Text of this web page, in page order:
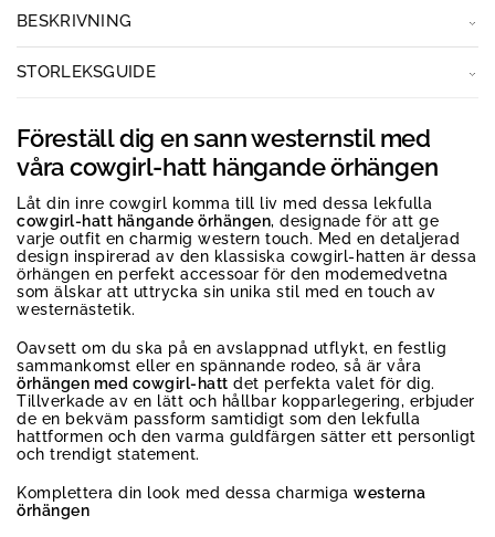
BESKRIVNING
STORLEKSGUIDE
Föreställ dig en sann westernstil med
våra cowgirl-hatt hängande örhängen
Låt din inre cowgirl komma till liv med dessa lekfulla
cowgirl-hatt hängande örhängen, designade för att ge
varje outfit en charmig western touch. Med en detaljerad
design inspirerad av den klassiska cowgirl-hatten är dessa
örhängen en perfekt accessoar för den modemedvetna
som älskar att uttrycka sin unika stil med en touch av
westernästetik.
Oavsett om du ska på en avslappnad utflykt, en festlig
sammankomst eller en spännande rodeo, så är våra
örhängen med cowgirl-hatt det perfekta valet för dig.
Tillverkade av en lätt och hållbar kopparlegering, erbjuder
de en bekväm passform samtidigt som den lekfulla
hattformen och den varma guldfärgen sätter ett personligt
och trendigt statement.
Komplettera din look med dessa charmiga westerna
örhängen